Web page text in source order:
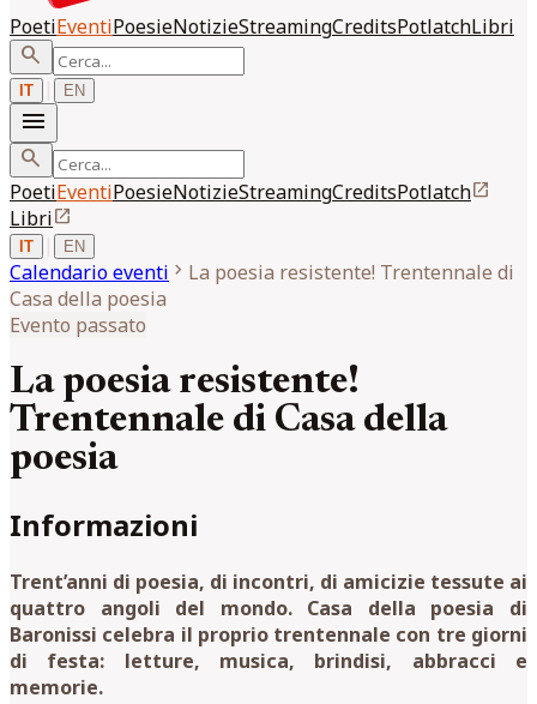
PoetiEventiPoesieNotizieStreamingCreditsPotlatchLibri
search
IT | EN
menu
search
PoetiEventiPoesieNotizieStreamingCreditsPotlatchopen_in_new
Libriopen_in_new
IT | EN
Calendario eventi chevron_right La poesia resistente! Trentennale di
Casa della poesia
Evento passato
La poesia resistente!
Trentennale di Casa della
poesia
Informazioni
Trent’anni di poesia, di incontri, di amicizie tessute ai
quattro angoli del mondo. Casa della poesia di
Baronissi celebra il proprio trentennale con tre giorni
di festa: letture, musica, brindisi, abbracci e
memorie.